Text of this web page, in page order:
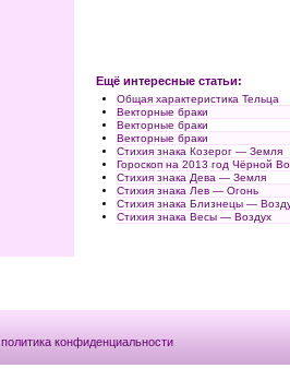
Ещё интересные статьи:
Общая характеристика Тельца
Векторные браки
Векторные браки
Векторные браки
Стихия знака Козерог — Земля
Гороскоп на 2013 год Чёрной
Стихия знака Дева — Земля
Стихия знака Лев — Огонь
Стихия знака Близнецы —
Стихия знака Весы — Воздух
политика конфиденциальности